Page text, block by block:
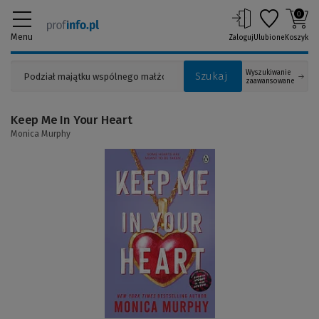
Menu
Szukaj
Wyszukiwanie
zaawansowane
ZalogujUlubione
0
Koszyk
Keep Me In Your Heart
Monica Murphy